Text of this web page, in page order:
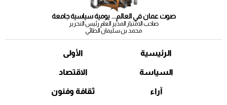
صوت عمان في العالم... يومية سياسية جامعة
صاحب الامتياز المدير العام رئيس التحرير
محمد بن سليمان الطائي
الرئيسية
السياسة
آراء
الأولى
الاقتصاد
ثقافة وفنون